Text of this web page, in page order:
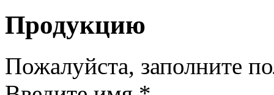
Продукцию
Пожалуйста, заполните